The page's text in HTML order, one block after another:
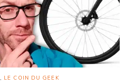
, LE COIN DU GEEK